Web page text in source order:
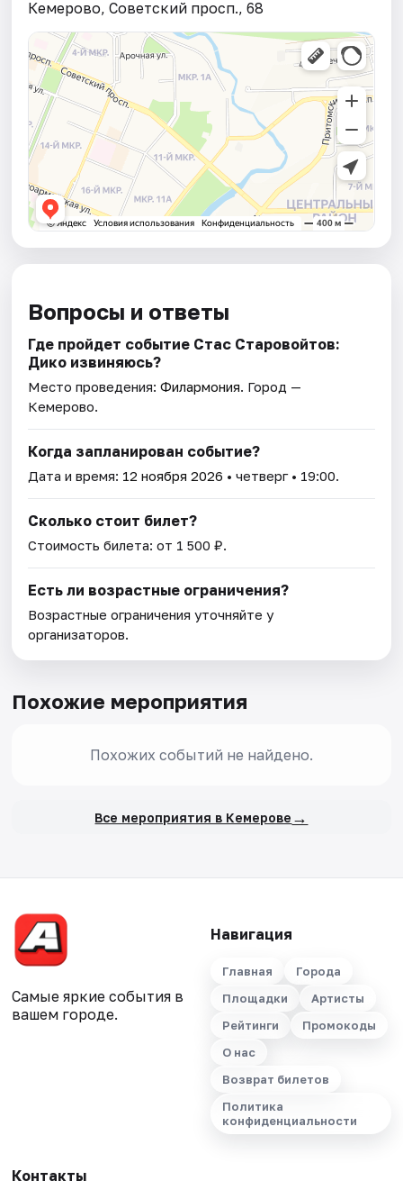
Кемерово, Советский просп., 68
Вопросы и ответы
Где пройдет событие Стас Старовойтов:
Дико извиняюсь?
Место проведения:Филармония. Город —
Кемерово.
Когда запланирован событие?
Дата и время: 12 ноября 2026 • четверг • 19:00.
Сколько стоит билет?
Стоимость билета: от 1 500 ₽.
Есть ли возрастные ограничения?
Возрастные ограничения уточняйте у
организаторов.
Похожие мероприятия
Похожих событий не найдено.
Все мероприятия в Кемерове →
Самые яркие события в
вашем городе.
Навигация
Главная
Города
Площадки
Артисты
Рейтинги
Промокоды
О нас
Возврат билетов
Политика
конфиденциальности
Контакты